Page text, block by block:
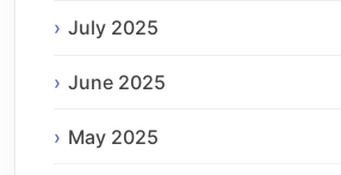
July 2025
June 2025
May 2025